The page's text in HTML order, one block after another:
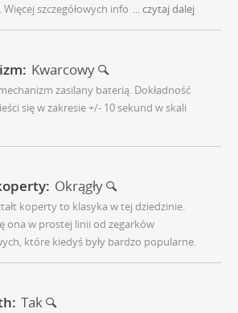
szczegółowych info ... czytaj dalej
Kwarcowy
zasilany baterią. Dokładność
się w zakresie +/- 10 sekund w skali
Okrągły
koperty to klasyka w tej dziedzinie.
ona w prostej linii od zegarków
które kiedyś były bardzo popularne.
Tak